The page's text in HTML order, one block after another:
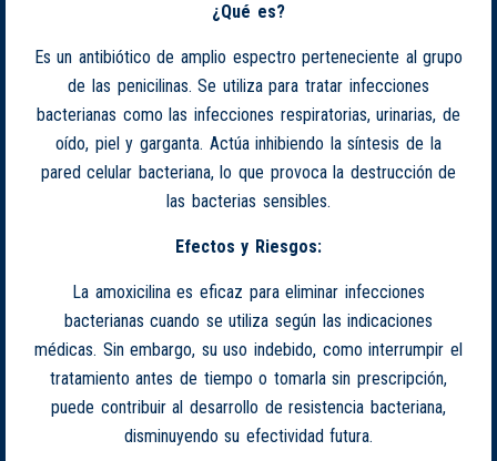
¿Qué es?
Es un antibiótico de amplio espectro perteneciente al grupo
de las penicilinas. Se utiliza para tratar infecciones
bacterianas como las infecciones respiratorias, urinarias, de
oído, piel y garganta. Actúa inhibiendo la síntesis de la
pared celular bacteriana, lo que provoca la destrucción de
las bacterias sensibles.
Efectos y Riesgos:
La amoxicilina es eficaz para eliminar infecciones
bacterianas cuando se utiliza según las indicaciones
médicas. Sin embargo, su uso indebido, como interrumpir el
tratamiento antes de tiempo o tomarla sin prescripción,
puede contribuir al desarrollo de resistencia bacteriana,
disminuyendo su efectividad futura.